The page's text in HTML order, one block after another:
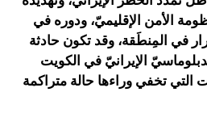
الأمن الإقليميّ، ودوره في
في المِنطَقة، وقد تكون حادثة
الإيرانيّ في الكويت
تخفي وراءها حالة متراكمة